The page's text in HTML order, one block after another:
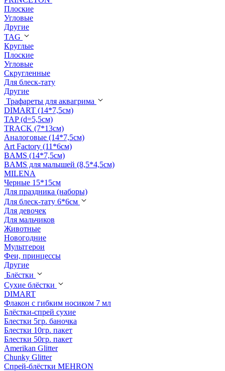
Плоские
Угловые
Другие
TAG
Круглые
Плоские
Угловые
Скругленные
Для блеск-тату
Другие
Трафареты для аквагрима
DIMART (14*7,5см)
TAP (d=5,5см)
TRACK (7*13см)
Аналоговые (14*7,5см)
Art Factory (11*6см)
BAMS (14*7,5см)
BAMS для малышей (8,5*4,5см)
MILENA
Черные 15*15см
Для праздника (наборы)
Для блеск-тату 6*6см
Для девочек
Для мальчиков
Животные
Новогодние
Мультгерои
Феи, принцессы
Другие
Блёстки
Сухие блёстки
DIMART
Флакон с гибким носиком 7 мл
Блёстки-спрей сухие
Блестки 5гр. баночка
Блестки 10гр. пакет
Блестки 50гр. пакет
Amerikan Glitter
Chunky Glitter
Спрей-блёстки MEHRON